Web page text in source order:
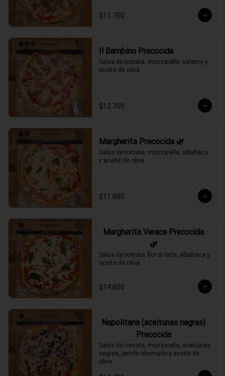
$11.700
Il Bambino Precocida
Salsa de tomate, mozzarella, salame y
aceite de oliva.
$12.700
Margherita Precocida 🌿
Salsa de tomate, mozzarella, albahaca
y aceite de oliva.
$11.800
Margherita Verace Precocida
🌿
Salsa de tomate, fior di latte, albahaca y
aceite de oliva.
$14.600
Napolitana (aceitunas negras)
Precocida
Salsa de tomate, mozzarella, aceitunas
negras, jamón ahumado y aceite de
oliva.